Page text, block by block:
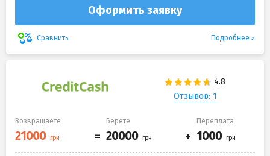
Оформить заявку
Сравнить Подробнее
Отзывов: 1
Возвращаете Берете Переплата